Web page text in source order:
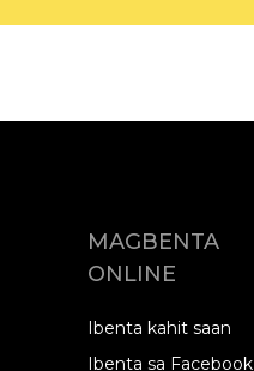
MAGBENTA
ONLINE
Ibenta kahit saan
Ibenta sa Facebook